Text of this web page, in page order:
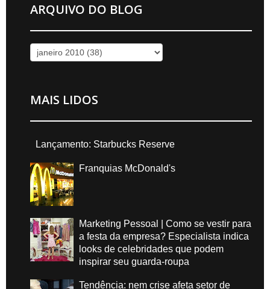
ARQUIVO DO BLOG
MAIS LIDOS
Lançamento: Starbucks Reserve
Franquias McDonald's
Marketing Pessoal | Como se vestir para
a festa da empresa? Especialista indica
looks de celebridades que podem
inspirar seu guarda-roupa
Tendência: nem crise afeta setor de